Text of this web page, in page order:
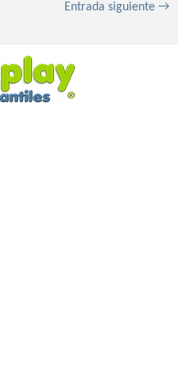
Entrada siguiente→